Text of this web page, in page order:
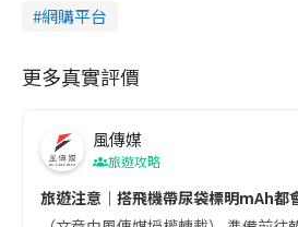
網購平台
更多真實評價
風傳媒
旅遊攻略
旅遊注意｜搭飛機帶尿袋標明mAh都